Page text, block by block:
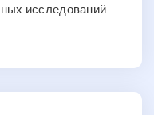
исследований